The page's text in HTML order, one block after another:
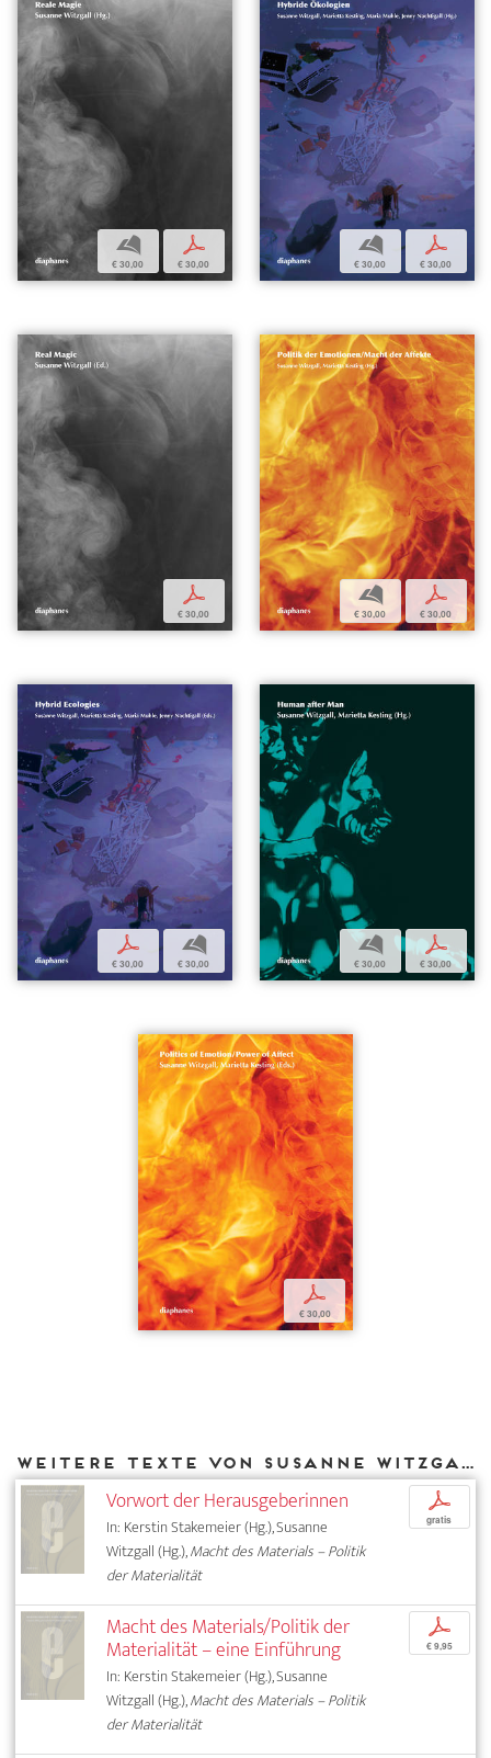
b
€ 30,00
p
€ 30,00
b
€ 30,00
p
€ 30,00
p
€ 30,00
b
€ 30,00
p
€ 30,00
p
€ 30,00
b
€ 30,00
b
€ 30,00
p
€ 30,00
p
€ 30,00
Weitere Texte von Susanne Witzgall bei DIAPHANES
Vorwort der Herausgeberinnen
In: Kerstin Stakemeier (Hg.), Susanne
Witzgall (Hg.),Macht des Materials – Politik
der Materialität
p
gratis
Macht des Materials/Politik der
Materialität – eine Einführung
In: Kerstin Stakemeier (Hg.), Susanne
Witzgall (Hg.),Macht des Materials – Politik
der Materialität
p
€ 9,95